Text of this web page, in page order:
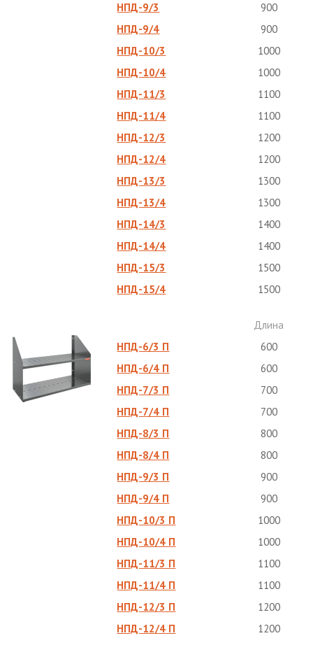
НПД-9/3
900
НПД-9/4
900
НПД-10/3
1000
НПД-10/4
1000
НПД-11/3
1100
НПД-11/4
1100
НПД-12/3
1200
НПД-12/4
1200
НПД-13/3
1300
НПД-13/4
1300
НПД-14/3
1400
НПД-14/4
1400
НПД-15/3
1500
НПД-15/4
1500
Длина
НПД-6/3 П
600
НПД-6/4 П
600
НПД-7/3 П
700
НПД-7/4 П
700
НПД-8/3 П
800
НПД-8/4 П
800
НПД-9/3 П
900
НПД-9/4 П
900
НПД-10/3 П
1000
НПД-10/4 П
1000
НПД-11/3 П
1100
НПД-11/4 П
1100
НПД-12/3 П
1200
НПД-12/4 П
1200